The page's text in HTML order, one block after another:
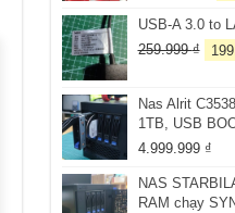
là:
USB-A 3.0 to
259.999₫
Giá
Nas Alrit
1TB, USB
4.999.999 ₫
NAS
RAM chạy